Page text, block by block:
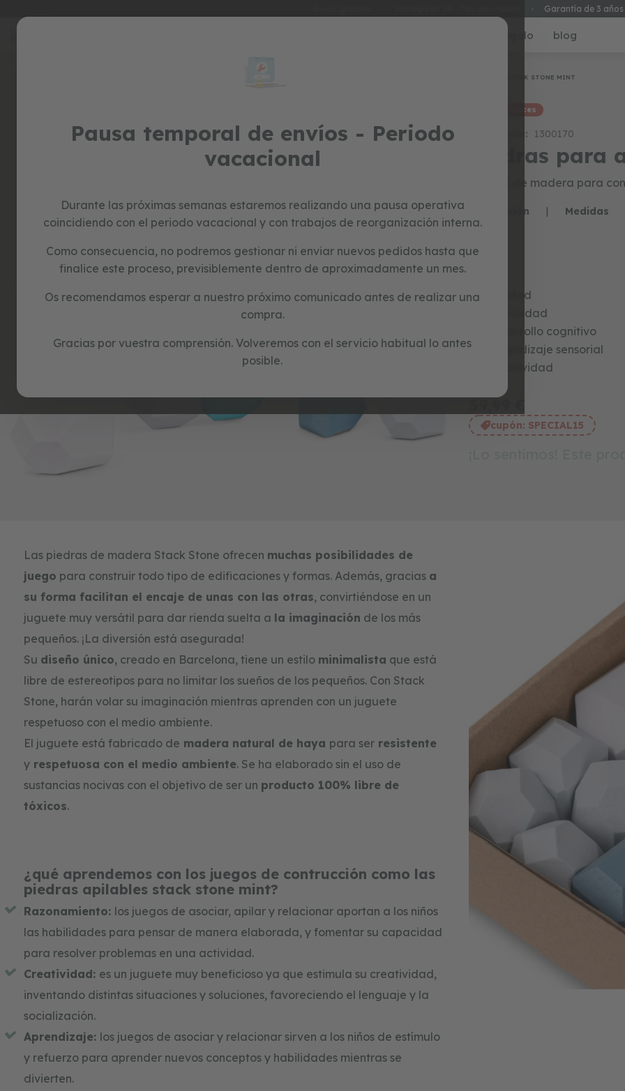
Pausa temporal de envíos - Periodo
vacacional
Durante las próximas semanas estaremos realizando una pausa operativa
coincidiendo con el periodo vacacional y con trabajos de reorganización interna.
Como consecuencia, no podremos gestionar ni enviar nuevos pedidos hasta que
finalice este proceso, previsiblemente dentro de aproximadamente un mes.
Os recomendamos esperar a nuestro próximo comunicado antes de realizar una
compra.
Gracias por vuestra comprensión. Volveremos con el servicio habitual lo antes
posible.
· Garantía de 3 años
Ir
educativos
construcción
puzzles
tarjetas regalo blog
beginning
images
gallery
STACK STONE MINT
special prices
Referencia: 1300170
piedras para
Piedras de madera para
Descripción | Medidas
Agilidad
Motricidad
Desarrollo cognitivo
Aprendizaje sensorial
Creatividad
cupón: SPECIAL15
Las piedras de madera Stack Stone ofrecen muchas posibilidades de
juego para construir todo tipo de edificaciones y formas. Además, gracias a
su forma facilitan el encaje de unas con las otras, convirtiéndose en un
juguete muy versátil para dar rienda suelta a la imaginación de los más
pequeños. ¡La diversión está asegurada!
Su diseño único, creado en Barcelona, tiene un estilo minimalista que está
libre de estereotipos para no limitar los sueños de los pequeños. Con Stack
Stone, harán volar su imaginación mientras aprenden con un juguete
respetuoso con el medio ambiente.
El juguete está fabricado de madera natural de haya para serresistente
yrespetuosa con el medio ambiente. Se ha elaborado sin el uso de
sustancias nocivas con el objetivo de ser un producto 100% libre de
tóxicos.
¿qué aprendemos con los juegos de contrucción como las
piedras apilables stack stone mint?
Razonamiento: los juegos de asociar, apilar y relacionar aportan a los niños
las habilidades para pensar de manera elaborada, y fomentar su capacidad
para resolver problemas en una actividad.
Creatividad: es un juguete muy beneficioso ya que estimula su creatividad,
inventando distintas situaciones y soluciones, favoreciendo el lenguaje y la
socialización.
Aprendizaje: los juegos de asociar y relacionar sirven a los niños de estímulo
y refuerzo para aprender nuevos conceptos y habilidades mientras se
divierten.